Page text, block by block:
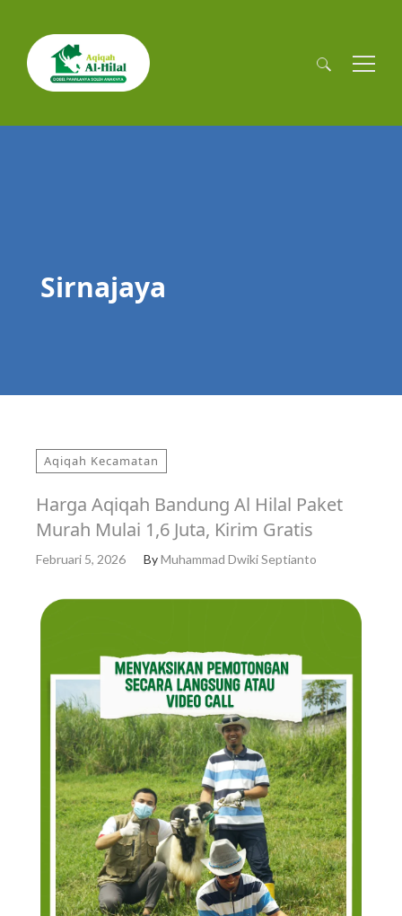
Cari
Sirnajaya
Aqiqah Kecamatan
Harga Aqiqah Bandung Al Hilal Paket
Murah Mulai 1,6 Juta, Kirim Gratis
Februari 5, 2026 ByMuhammad Dwiki Septianto